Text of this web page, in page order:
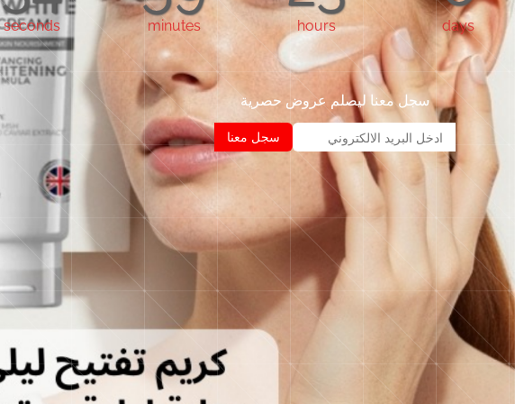
days
hours
minutes
seconds
سجل معنا ليصلم عروض حصرية